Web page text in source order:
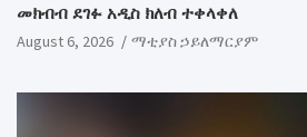
መክብብ ደገፉ አዲስ ክለብ ተቀላቀለ
August 6, 2026 ማቲያስ ኃይለማርያም